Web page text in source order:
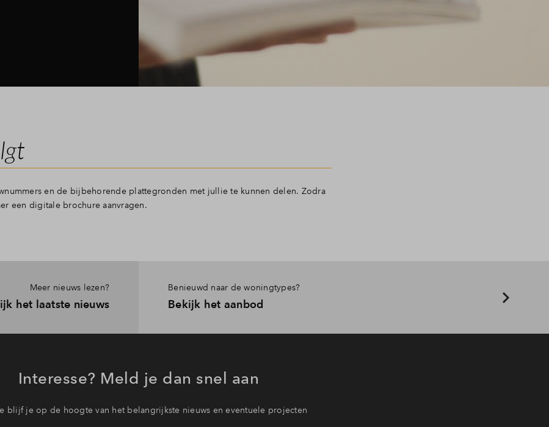
en de bijbehorende plattegronden met jullie te kunnen delen. Zodra
een digitale brochure aanvragen.
Meer nieuws lezen?
het laatste nieuws
Benieuwd naar de woningtypes?
Bekijk het aanbod
Interesse? Meld je dan snel aan
blijf je op de hoogte van het belangrijkste nieuws en eventuele projecten